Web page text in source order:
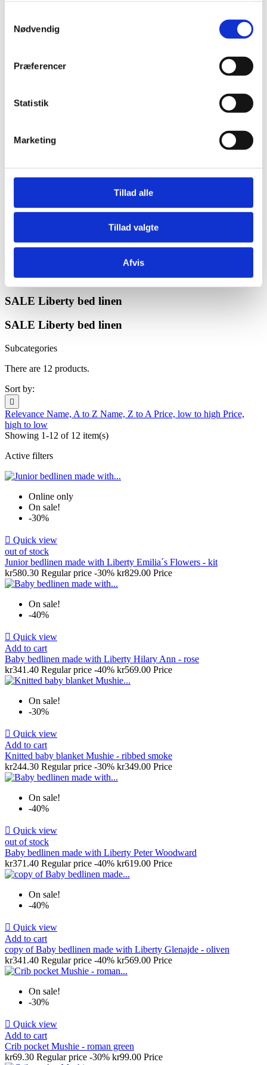
Nødvendig
Præferencer
Statistik
Marketing
Tillad alle
Tillad valgte
Afvis
Halley Stevensons
Udsalg Konges Sløjd
SALE Accessories
SLUTSPURT -40% Day tasker
NEWS
SALE Liberty bed linen
SALE Liberty bed linen
SALE Liberty bed linen
SALE Liberty bed linen
Subcategories
There are 12 products.
Sort by:

Relevance Name, A to Z Name, Z to A Price, low to high Price,
high to low
Showing 1-12 of 12 item(s)
Active filters
Online only
On sale!
-30%
 Quick view
out of stock
Junior bedlinen made with Liberty Emilia´s Flowers - kit
kr580.30 Regular price -30% kr829.00 Price
On sale!
-40%
 Quick view
Add to cart
Baby bedlinen made with Liberty Hilary Ann - rose
kr341.40 Regular price -40% kr569.00 Price
On sale!
-30%
 Quick view
Add to cart
Knitted baby blanket Mushie - ribbed smoke
kr244.30 Regular price -30% kr349.00 Price
On sale!
-40%
 Quick view
out of stock
Baby bedlinen made with Liberty Peter Woodward
kr371.40 Regular price -40% kr619.00 Price
On sale!
-40%
 Quick view
Add to cart
copy of Baby bedlinen made with Liberty Glenajde - oliven
kr341.40 Regular price -40% kr569.00 Price
On sale!
-30%
 Quick view
Add to cart
Crib pocket Mushie - roman green
kr69.30 Regular price -30% kr99.00 Price